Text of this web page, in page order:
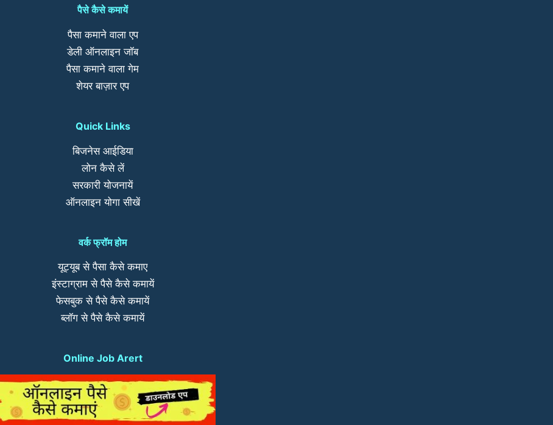
पैसे कैसे कमायें
पैसा कमाने वाला एप
डेली ऑनलाइन जॉब
पैसा कमाने वाला गेम
शेयर बाज़ार एप
Quick Links
बिजनेस आईडिया
लोन कैसे लें
सरकारी योजनायें
ऑनलाइन योगा सीखें
वर्क फ्रॉम होम
यूट्यूब से पैसा कैसे कमाए
इंस्टाग्राम से पैसे कैसे कमायें
फेसबुक से पैसे कैसे कमायें
ब्लॉग से पैसे कैसे कमायें
Online Job Arert